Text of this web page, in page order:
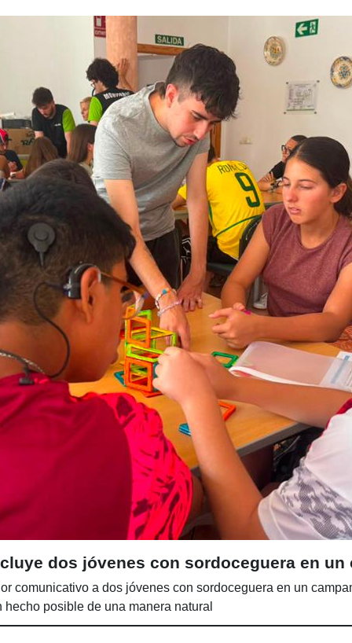
dos jóvenes con sordoceguera en un
comunicativo a dos jóvenes con sordoceguera en un
posible de una manera natural